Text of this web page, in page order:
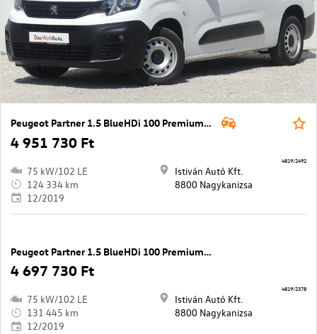
Peugeot Partner 1.5 BlueHDi 100 Premium L2 1000
4 951 730 Ft
75 kW/102 LE
124 334 km
12/2019
Istiván Autó Kft.
8800 Nagykanizsa
4819/2492
Peugeot Partner 1.5 BlueHDi 100 Premium L2 1000
4 697 730 Ft
75 kW/102 LE
131 445 km
12/2019
Istiván Autó Kft.
8800 Nagykanizsa
4819/2378